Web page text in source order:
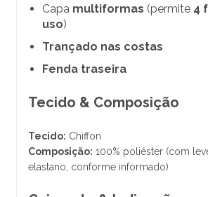
Capa multiformas (permite 4
uso)
Trançado nas costas
Fenda traseira
Tecido & Composição
Tecido: Chiffon
Composição: 100% poliéster (com
elastano, conforme informado)